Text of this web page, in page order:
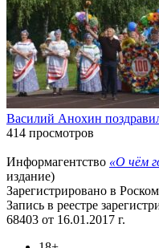
Василий Анохин
414 просмотров
Информагентство «О чём
издание)
Зарегистрировано в
Запись в реестре
68403 от 16.01.2017 г.